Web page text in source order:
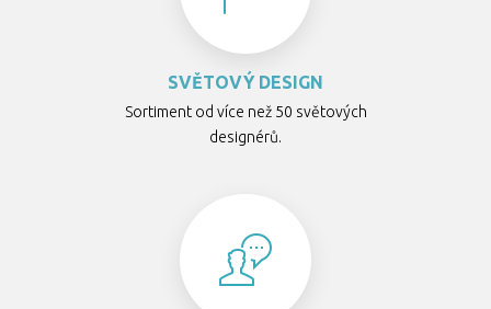
SVĚTOVÝ DESIGN
Sortiment od více než 50 světových
designérů.